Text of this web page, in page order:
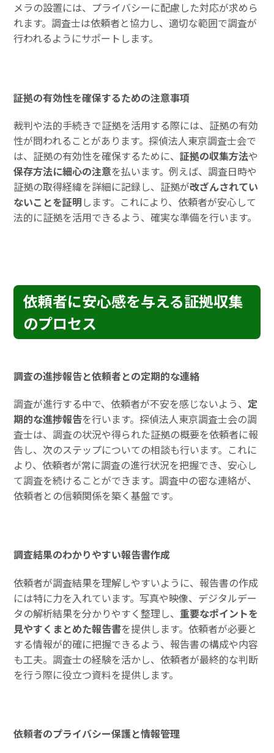
メラの設置には、プライバシーに配慮した対応が求めら
れます。調査士は依頼者と協力し、適切な範囲で調査が
行われるようにサポートします。
証拠の有効性を確保するための注意事項
裁判や法的手続きで証拠を活用する際には、証拠の有効
性が問われることがあります。探偵法人東京調査士会で
は、証拠の有効性を確保するために、証拠の収集方法や
保存方法に細心の注意を払います。例えば、調査日時や
証拠の取得経緯を詳細に記録し、証拠が改ざんされてい
ないことを証明 します。これにより、依頼者が安心して
法的に証拠を活用できるよう、確実な準備を行います。
依頼者に安心感を与える証拠収集
のプロセス
調査の進捗報告と依頼者との定期的な連絡
調査が進行する中で、依頼者が不安を感じないよう、定
期的な進捗報告を行います。探偵法人東京調査士会の調
査士は、調査の状況や得られた証拠の概要を依頼者に報
告し、次のステップについての相談も行います。これに
より、依頼者が常に調査の進行状況を把握でき、安心し
て調査を続けることができます。調査中の密な連絡が、
依頼者との信頼関係を築く基盤です。
調査結果のわかりやすい報告書作成
依頼者が調査結果を理解しやすいように、報告書の作成
には特に力を入れています。写真や映像、デジタルデー
タの解析結果を分かりやすく整理し、 重要なポイントを
見やすくまとめた報告書を提供します。依頼者が必要と
する情報が的確に把握できるよう、報告書の構成や内容
も工夫。調査士の経験を活かし、依頼者が最終的な判断
を行う際に役立つ資料を提供します。
依頼者のプライバシー保護と情報管理